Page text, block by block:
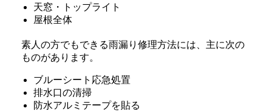
天窓・トップライト
屋根全体
素人の方でもできる雨漏り修理方法には、主に次の
ものがあります。
ブルーシート応急処置
排水口の清掃
防水アルミテープを貼る